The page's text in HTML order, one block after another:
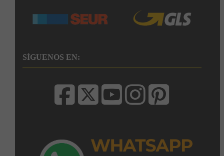
SÍGUENOS EN: